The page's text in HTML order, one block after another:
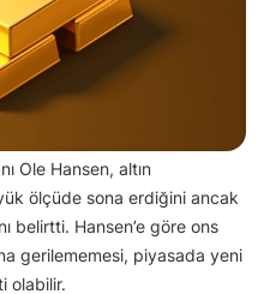
Ole Hansen, altın
ölçüde sona erdiğini ancak
belirtti. Hansen’e göre ons
gerilememesi, piyasada yeni
olabilir.